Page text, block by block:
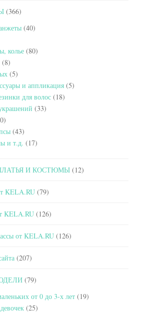
(366)
(40)
колье (80)
(8)
(5)
и аппликация (5)
для волос (18)
(33)
(43)
и т.д. (17)
И КОСТЮМЫ (12)
KELA.RU (79)
KELA.RU (126)
от KELA.RU (126)
(207)
(79)
от 0 до 3-х лет (19)
(25)